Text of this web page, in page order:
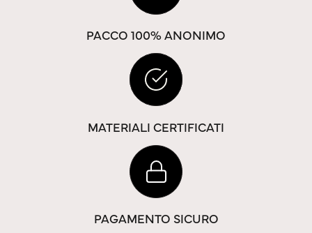
PACCO 100% ANONIMO
MATERIALI CERTIFICATI
PAGAMENTO SICURO